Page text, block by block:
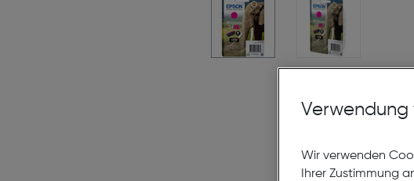
Wir verwenden
Ihrer Zustimmung